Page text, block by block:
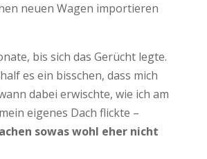
neuen Wagen importieren
bis sich das Gerücht legte.
es ein bisschen, dass mich
dabei erwischte, wie ich am
eigenes Dach flickte –
sowas wohl eher nicht